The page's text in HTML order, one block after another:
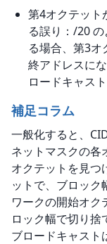
第4オクテット
る誤り：/20
る場合、第3
終アドレスに
ロードキャス
補足コラム
一般化すると、
ネットマスクの各
オクテットを見つ
ットで、ブロック
ワークの開始オク
ロック幅で切り捨
ブロードキャスト